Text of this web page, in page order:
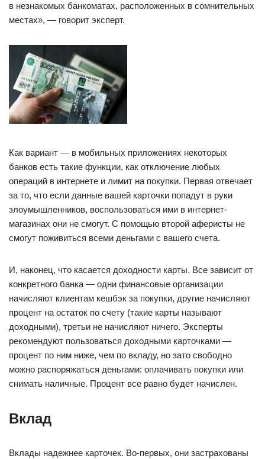
в незнакомых банкоматах, расположенных в сомнительных
местах», — говорит эксперт.
Как вариант — в мобильных приложениях некоторых
банков есть такие функции, как отключение любых
операций в интернете и лимит на покупки. Первая отвечает
за то, что если данные вашей карточки попадут в руки
злоумышленников, воспользоваться ими в интернет-
магазинах они не смогут. С помощью второй аферисты не
смогут поживиться всеми деньгами с вашего счета.
И, наконец, что касается доходности карты. Все зависит от
конкретного банка — одни финансовые организации
начисляют клиентам кешбэк за покупки, другие начисляют
процент на остаток по счету (такие карты называют
доходными), третьи не начисляют ничего. Эксперты
рекомендуют пользоваться доходными карточками —
процент по ним ниже, чем по вкладу, но зато свободно
можно распоряжаться деньгами: оплачивать покупки или
снимать наличные. Процент все равно будет начислен.
Вклад
Вклады надежнее карточек. Во-первых, они застрахованы